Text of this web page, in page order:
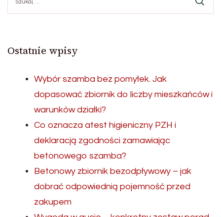
Ostatnie wpisy
Wybór szamba bez pomyłek. Jak
dopasować zbiornik do liczby mieszkańców i
warunków działki?
Co oznacza atest higieniczny PZH i
deklaracją zgodności zamawiając
betonowego szamba?
Betonowy zbiornik bezodpływowy – jak
dobrać odpowiednią pojemność przed
zakupem